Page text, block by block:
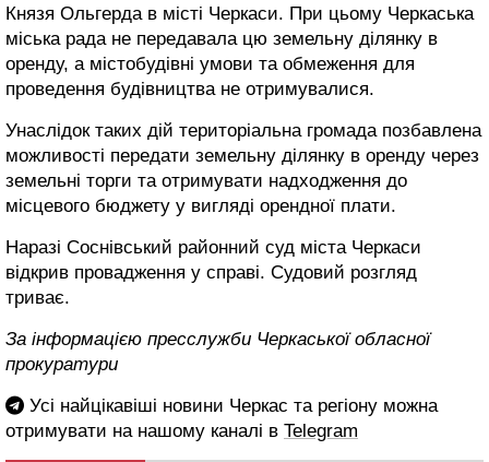
Князя Ольгерда в місті Черкаси. При цьому Черкаська
міська рада не передавала цю земельну ділянку в
оренду, а містобудівні умови та обмеження для
проведення будівництва не отримувалися.
Унаслідок таких дій територіальна громада позбавлена
можливості передати земельну ділянку в оренду через
земельні торги та отримувати надходження до
місцевого бюджету у вигляді орендної плати.
Наразі Соснівський районний суд міста Черкаси
відкрив провадження у справі. Судовий розгляд
триває.
За інформацією пресслужби Черкаської обласної
прокуратури
Усі найцікавіші новини Черкас та регіону можна
отримувати на нашому каналі в Telegram